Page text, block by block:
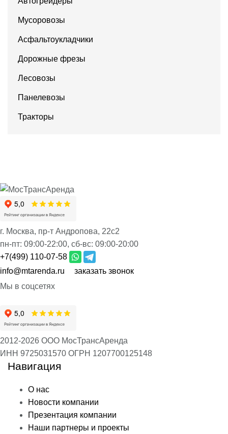
Мусоровозы
Асфальтоукладчики
Дорожные фрезы
Лесовозы
Панелевозы
Тракторы
г. Москва, пр-т Андропова, 22с2
пн-пт: 09:00-22:00, сб-вс: 09:00-20:00
+7(499) 110-07-58
info@mtarenda.ru
заказать звонок
Мы в соцсетях
2012-2026 ООО МосТрансАренда
ИНН 9725031570 ОГРН 1207700125148
Навигация
О нас
Новости компании
Презентация компании
Наши партнеры и проекты